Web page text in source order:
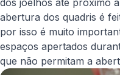
abertura dos quadris é
por isso é muito
espaços apertados
que não permitam a